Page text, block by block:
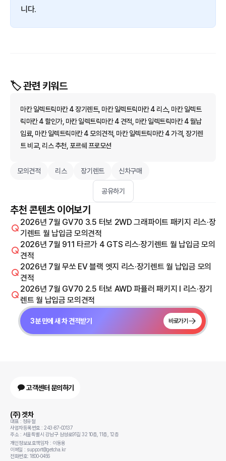
니다.
🏷️ 관련 키워드
마칸 일렉트릭마칸 4 장기렌트, 마칸 일렉트릭마칸 4 리스, 마칸 일렉트
릭마칸 4 할인가, 마칸 일렉트릭마칸 4 견적, 마칸 일렉트릭마칸 4 월납
입료, 마칸 일렉트릭마칸 4 모의견적, 마칸 일렉트릭마칸 4 가격, 장기렌
트 비교, 리스 추천, 포르쉐 프로모션
모의견적 리스 장기렌트 신차구매
공유하기
추천 콘텐츠 이어보기
2026년 7월 GV70 3.5 터보 2WD 그래파이트 패키지 리스·장
기렌트 월 납입금 모의견적
2026년 7월 911 타르가 4 GTS 리스·장기렌트 월 납입금 모의
견적
2026년 7월 무쏘 EV 블랙 엣지 리스·장기렌트 월 납입금 모의
견적
2026년 7월 GV70 2.5 터보 AWD 파퓰러 패키지 I 리스·장기
렌트 월 납입금 모의견적
3분 만에 새 차 견적받기 바로가기
고객센터 문의하기
(주) 겟차
대표 : 정유철
사업자등록번호 : 243-87-00137
주소 : 서울특별시 강남구 삼성로91길 32 10층, 11층, 12층
개인정보보호책임자 : 이동용
이메일 : support@getcha.kr
전화번호: 1800-0456